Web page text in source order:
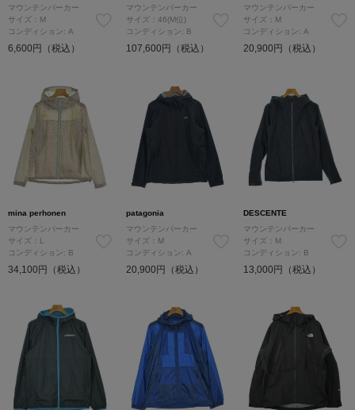
マウンテンパーカー
サイズ：M
コンディション: A
6,600円（税込）
マウンテンパーカー
サイズ：46(M位)
コンディション: B
107,600円（税込）
マウンテンパーカー
サイズ：M
コンディション: A
20,900円（税込）
mina perhonen
マウンテンパーカー
サイズ：L
コンディション: B
34,100円（税込）
patagonia
マウンテンパーカー
サイズ：M
コンディション: A
20,900円（税込）
DESCENTE
マウンテンパーカー
サイズ：M
コンディション: B
13,000円（税込）